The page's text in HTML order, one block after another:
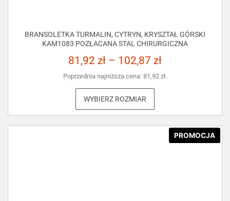
BRANSOLETKA TURMALIN, CYTRYN, KRYSZTAŁ GÓRSKI
KAM1083 POZŁACANA STAL CHIRURGICZNA
81,92 zł – 102,87 zł
Poprzednia najniższa cena: 81,92 zł.
WYBIERZ ROZMIAR
PROMOCJA